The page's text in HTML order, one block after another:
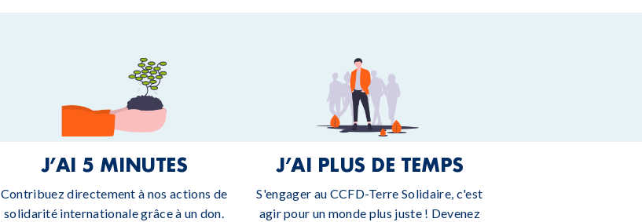
J’AI 5 MINUTES
Contribuez directement à nos actions de
solidarité internationale grâce à un don.
J’AI PLUS DE TEMPS
S'engager au CCFD-Terre Solidaire, c'est
agir pour un monde plus juste ! Devenez